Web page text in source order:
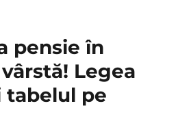
pensie în
Legea
tabelul pe